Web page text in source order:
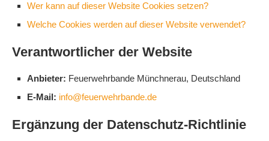
Wer kann auf dieser Website Cookies setzen?
Welche Cookies werden auf dieser Website verwendet?
Verantwortlicher der Website
Anbieter: Feuerwehrbande Münchnerau, Deutschland
E-Mail: info@feuerwehrbande.de
Ergänzung der Datenschutz-Richtlinie